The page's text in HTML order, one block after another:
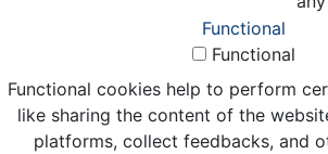
Functional
Functional
Functional cookies help to perform
like sharing the content of the
platforms, collect feedbacks, and